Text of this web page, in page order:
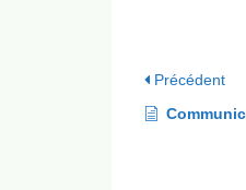
Précédent